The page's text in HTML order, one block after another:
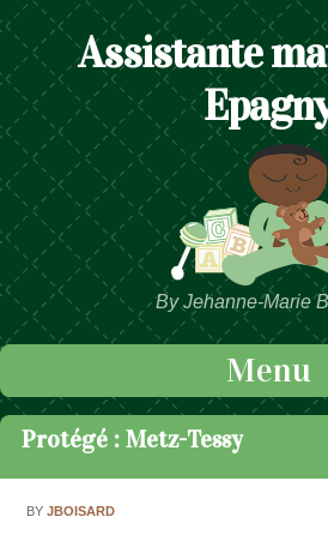
Assistante
By Jehanne-Marie
Menu
Passer au contenu
Protégé : Metz-Tessy
BYJBOISARD